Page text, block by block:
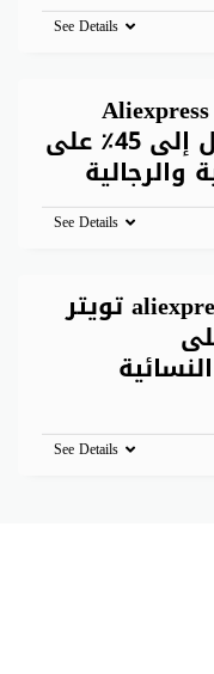
See Details
كوبون الدعوة Aliexpress
وتخفيضات تصل إلى 45٪ على
والرجالية
See Details
رمز ترويجي aliexpress تويتر
See Details